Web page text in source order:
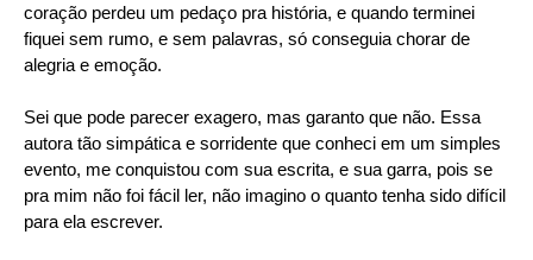
coração perdeu um pedaço pra história, e quando terminei
fiquei sem rumo, e sem palavras, só conseguia chorar de
alegria e emoção.
Sei que pode parecer exagero, mas garanto que não. Essa
autora tão simpática e sorridente que conheci em um simples
evento, me conquistou com sua escrita, e sua garra, pois se
pra mim não foi fácil ler, não imagino o quanto tenha sido difícil
para ela escrever.